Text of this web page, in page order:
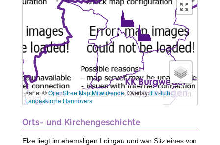
3 km
Karte: ©OpenStreetMap Mitwirkende, Overlay:Ev.-luth.
Landeskirche Hannovers
Orts- und Kirchengeschichte
Elzeliegt im ehemaligen Loingau und war Sitz eines von